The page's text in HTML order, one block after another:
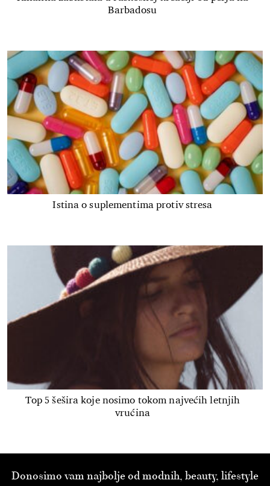
Barbadosu
Istina o suplementima protiv stresa
Top 5 šešira koje nosimo tokom najvećih letnjih
vrućina
Donosimo vam najbolje od modnih, beauty, lifestyle